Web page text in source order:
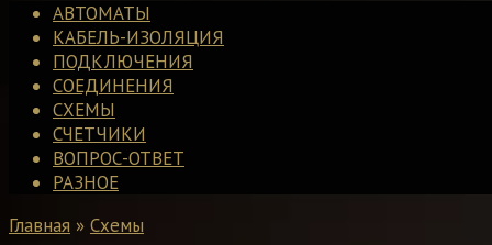
АВТОМАТЫ
КАБЕЛЬ-ИЗОЛЯЦИЯ
ПОДКЛЮЧЕНИЯ
СОЕДИНЕНИЯ
СХЕМЫ
СЧЕТЧИКИ
ВОПРОС-ОТВЕТ
РАЗНОЕ
Главная » Схемы